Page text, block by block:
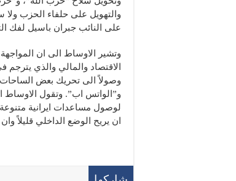
والتهويل على حلفاء الحزب
على النائب جبران باسيل لفك
وتشير الاوساط الى ان
الاقتصاد والمالي والذي
وصولاً الى تحريك بعض الساحات
و”الواتس اب”. وتقول الاوساط
لوصول مساعدات ايرانية
ان يريح الوضع الداخلي قليلاً